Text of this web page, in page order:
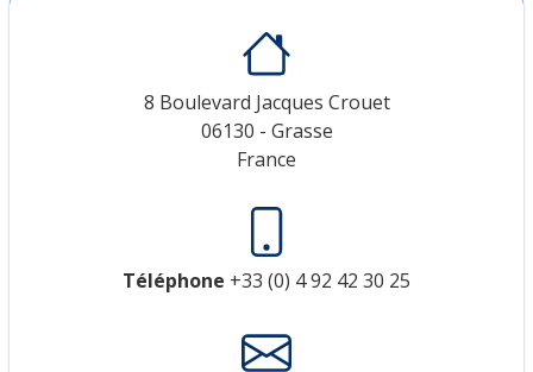
8 Boulevard Jacques Crouet
06130 - Grasse
France
Téléphone +33 (0) 4 92 42 30 25